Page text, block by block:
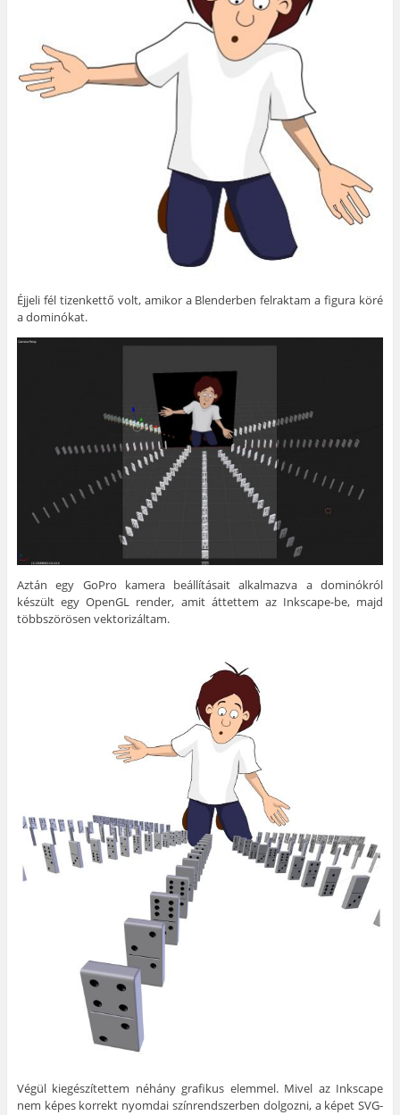
Éjjeli fél tizenkettő volt, amikor a Blenderben felraktam a figura köré
a dominókat.
Aztán egy GoPro kamera beállításait alkalmazva a dominókról
készült egy OpenGL render, amit áttettem az Inkscape-be, majd
többszörösen vektorizáltam.
Végül kiegészítettem néhány grafikus elemmel. Mivel az Inkscape
nem képes korrekt nyomdai színrendszerben dolgozni, a képet SVG-